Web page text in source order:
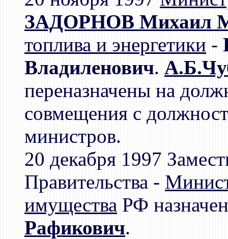
ЗАДОРНОВ Михаил
топлива и энергетики -
Владиленович.
переназначены на
совмещения с
министров.
20 декабря 1997
Правительства -
имущества РФ
Рафикович.